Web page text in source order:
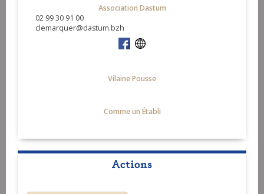
Association Dastum
02 99 30 91 00
clemarquer@dastum.bzh
Vilaine Pousse
Comme un Établi
Actions